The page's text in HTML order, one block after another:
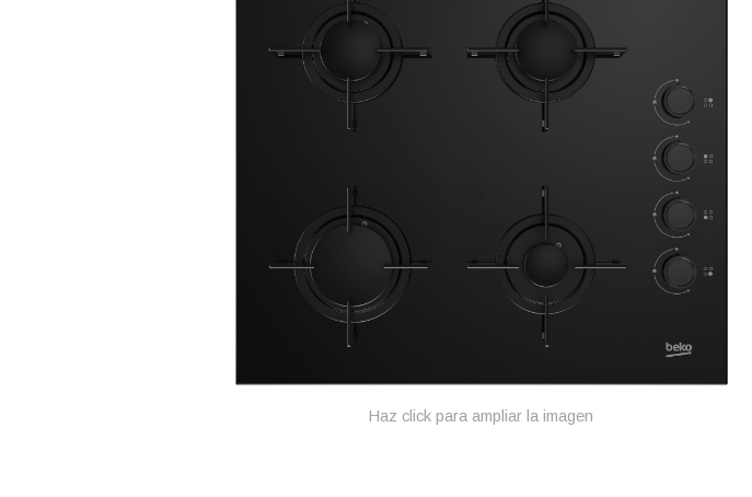
Haz click para ampliar la imagen